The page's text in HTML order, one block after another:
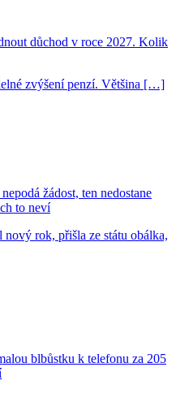
důchod v roce 2027. Kolik
zvýšení penzí. Většina […]
žádost, ten nedostane
to neví
rok, přišla ze státu obálka,
blbůstku k telefonu za 205